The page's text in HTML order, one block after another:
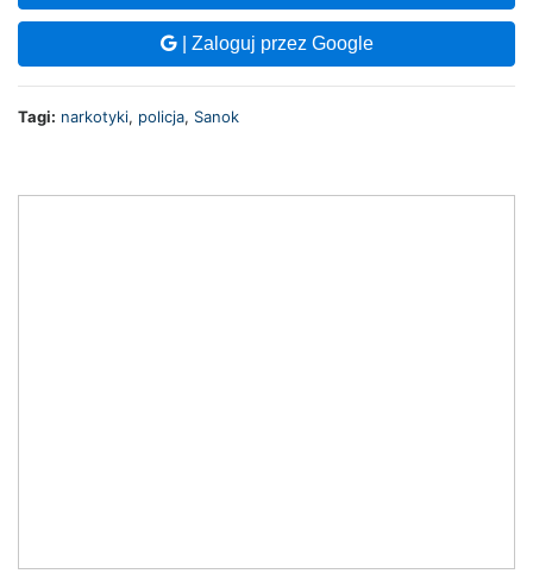
| Zaloguj przez Google
Tagi: narkotyki, policja, Sanok